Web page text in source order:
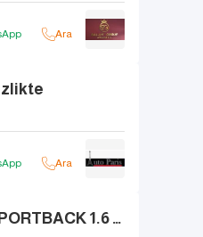
Ara
Ara
DİZAYN212 AUTO 2012 MODEL AUDİ A3 SPORTBACK 1.6 TDI ATTRACTİON